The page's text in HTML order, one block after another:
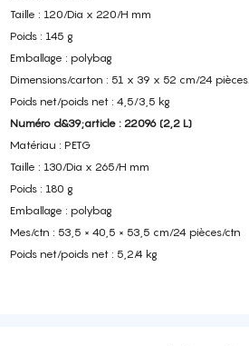
Taille : 120/Dia x 220/H mm
Poids : 145 g
Emballage : polybag
Dimensions/carton : 51 x 39 x 52 cm/24
Poids net/poids net : 4,5/3,5 kg
Numéro d&39;article : 22096 (2,2 L)
Matériau : PETG
Taille : 130/Dia x 265/H mm
Poids : 180 g
Emballage : polybag
Mes/ctn : 53,5 × 40,5 × 53,5 cm/24 pièces/ctn
Poids net/poids net : 5,2/4 kg